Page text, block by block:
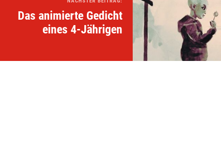
Das animierte Gedicht
eines 4-Jährigen